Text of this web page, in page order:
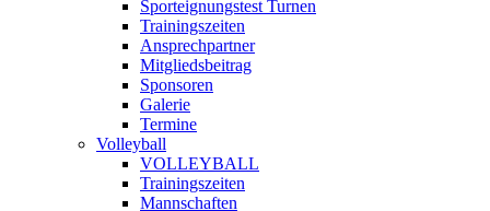
Sporteignungstest Turnen
Trainingszeiten
Ansprechpartner
Mitgliedsbeitrag
Sponsoren
Galerie
Termine
Volleyball
VOLLEYBALL
Trainingszeiten
Mannschaften